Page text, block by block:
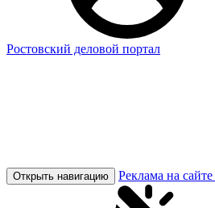
Ростовский деловой портал
Открыть навигацию Реклама на сайте